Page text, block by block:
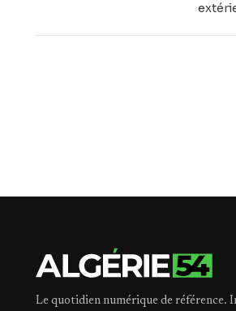
Le quotidien numérique de référence.